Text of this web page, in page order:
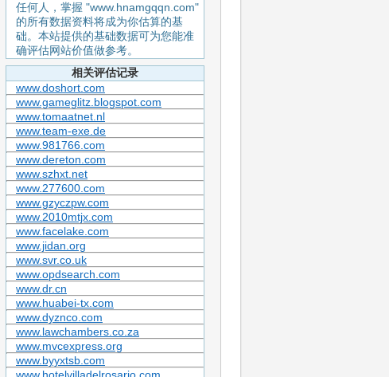
任何人，掌握 "www.hnamgqqn.com"
的所有数据资料将成为你估算的基
础。本站提供的基础数据可为您能准
确评估网站价值做参考。
相关评估记录
www.doshort.com
www.gameglitz.blogspot.com
www.tomaatnet.nl
www.team-exe.de
www.981766.com
www.dereton.com
www.szhxt.net
www.277600.com
www.gzyczpw.com
www.2010mtjx.com
www.facelake.com
www.jidan.org
www.svr.co.uk
www.opdsearch.com
www.dr.cn
www.huabei-tx.com
www.dyznco.com
www.lawchambers.co.za
www.mvcexpress.org
www.byyxtsb.com